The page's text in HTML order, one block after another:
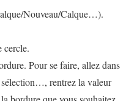
Nouveau/Calque…).
cercle.
Pour se faire, allez dans
rentrez la valeur